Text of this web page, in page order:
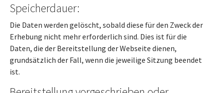
Speicherdauer:
Die Daten werden gelöscht, sobald diese für den Zweck der
Erhebung nicht mehr erforderlich sind. Dies ist für die
Daten, die der Bereitstellung der Webseite dienen,
grundsätzlich der Fall, wenn die jeweilige Sitzung beendet
ist.